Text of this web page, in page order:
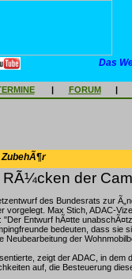
Das
| FORUM |
der
des Bundesrats zur
vorgelegt. Max Stich, ADAC-
Entwurf hÃ¤tte
bedeuten, dass sie
der
zeigt der ADAC, in dem
auf, die Besteuerung